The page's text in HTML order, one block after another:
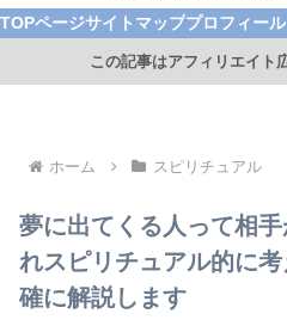
TOPページサイトマッププロフィール
この記事はアフィリエイト
ホーム スピリチュアル
夢に出てくる人って相
れスピリチュアル的に
確に解説します